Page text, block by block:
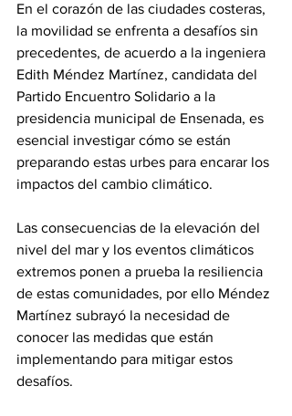
En el corazón de las ciudades costeras,
la movilidad se enfrenta a desafíos sin
precedentes, de acuerdo a la ingeniera
Edith Méndez Martínez, candidata del
Partido Encuentro Solidario a la
presidencia municipal de Ensenada, es
esencial investigar cómo se están
preparando estas urbes para encarar los
impactos del cambio climático.
Las consecuencias de la elevación del
nivel del mar y los eventos climáticos
extremos ponen a prueba la resiliencia
de estas comunidades, por ello Méndez
Martínez subrayó la necesidad de
conocer las medidas que están
implementando para mitigar estos
desafíos.